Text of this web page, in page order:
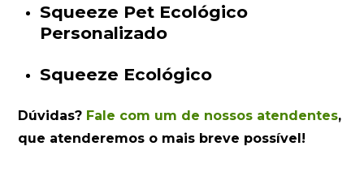
Squeeze Pet Ecológico
Personalizado
Squeeze Ecológico
Dúvidas? Fale com um de nossos atendentes,
que atenderemos o mais breve possível!